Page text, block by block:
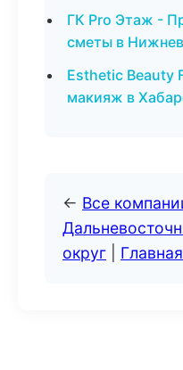
ГК Pro Этаж -
сметы в
Esthetic Beauty
макияж в
← Все
округ